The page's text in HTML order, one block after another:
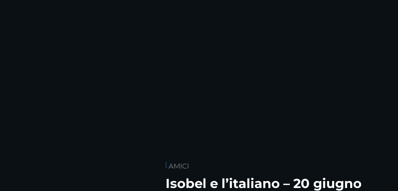
AMICI
Isobel e l’italiano – 20 giugno